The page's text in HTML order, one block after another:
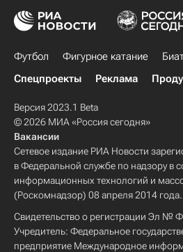
Футбол Фигурное катание
Спецпроекты
Реклама
Версия 2023.1 Beta
© 2026 МИА «Россия сегодня»
Вакансии
Сетевое издание РИА Новости
в Федеральной службе по надзору в
информационных технологий и
(Роскомнадзор) 08 апреля 2014 года.
Свидетельство о регистрации Эл №
Учредитель: Федеральное
предприятие Международное